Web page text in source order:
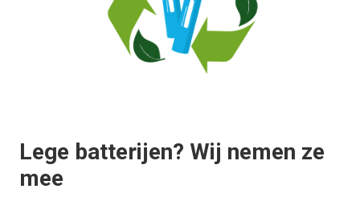
Lege batterijen? Wij nemen ze
mee